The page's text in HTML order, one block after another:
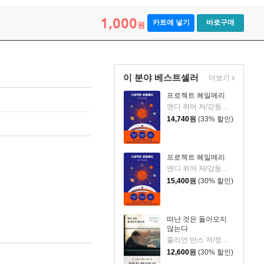
1,000원 카트에 넣기 바로구매
이 분야 베스트셀러
프로젝트 헤일메리
앤디 위어 저/강동혁 역
14,740원 (33% 할인)
프로젝트 헤일메리
앤디 위어 저/강동혁 역
15,400원 (30% 할인)
떠난 것은 돌아오지
않는다
줄리언 반스 저/정영목 역
12,600원 (30% 할인)
더보기